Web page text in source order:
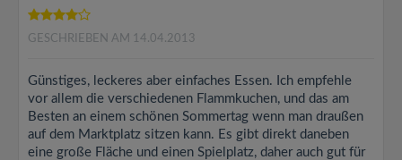
GESCHRIEBEN AM 14.04.2013
Günstiges, leckeres aber einfaches Essen. Ich empfehle
vor allem die verschiedenen Flammkuchen, und das am
Besten an einem schönen Sommertag wenn man draußen
auf dem Marktplatz sitzen kann. Es gibt direkt daneben
eine große Fläche und einen Spielplatz, daher auch gut für